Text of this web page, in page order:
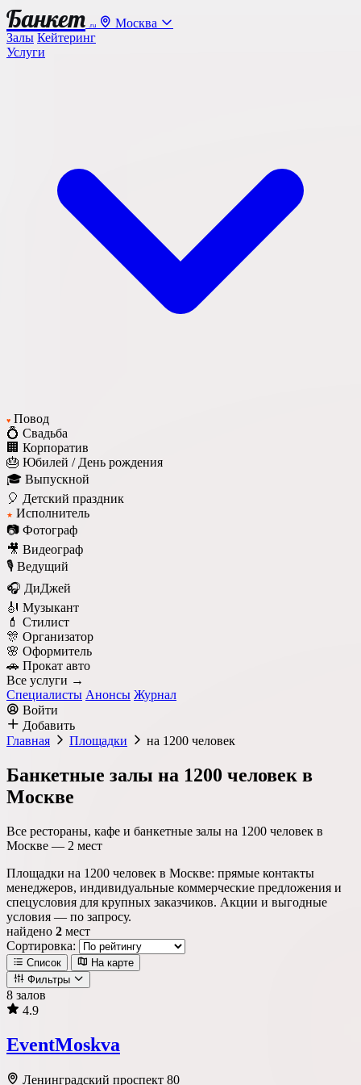
Банкет .ru
Москва
Залы Кейтеринг
Услуги
♥ Повод
💍 Свадьба
🏢 Корпоратив
🎂 Юбилей / День рождения
🎓 Выпускной
🎈 Детский праздник
★ Исполнитель
📷 Фотограф
🎥 Видеограф
🎙️ Ведущий
🎧 ДиДжей
🎻 Музыкант
💄 Стилист
🎊 Организатор
🌸 Оформитель
🚗 Прокат авто
Все услуги →
Специалисты Анонсы Журнал
Войти
Добавить
Главная
Площадки на 1200 человек
Банкетные залы на 1200 человек в
Москве
Все рестораны, кафе и банкетные залы на 1200 человек в
Москве — 2 мест
Площадки на 1200 человек в Москве: прямые контакты
менеджеров, индивидуальные коммерческие предложения и
спецусловия для крупных заказчиков. Акции и выгодные
условия — по запросу.
найдено 2 мест
Сортировка:
Список
На карте
Фильтры
Локация
Метро Район Округ
8 залов
4.9
EventMoskva
Ленинградский проспект 80